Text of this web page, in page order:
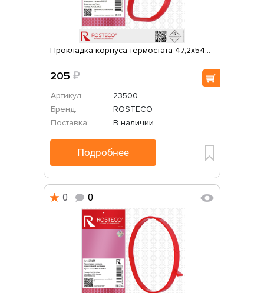
Прокладка корпуса термостата 47,2х54...
205 ₽
Артикул:
23500
Бренд:
ROSTECO
Поставка:
В наличии
Подробнее
0 0